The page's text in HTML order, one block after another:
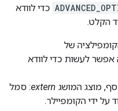
כדי לוודא
הקלט.
של
אפשר לעשות כדי לוודא
מוצג המושג extern: סמל
על ידי הקומפיילר.